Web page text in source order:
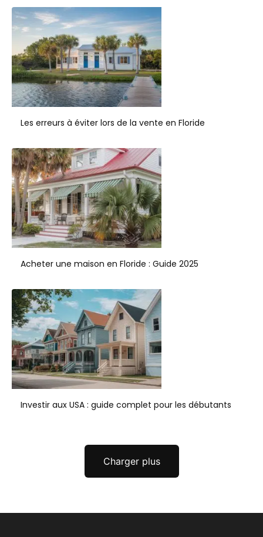
Les erreurs à éviter lors de la vente en Floride
Acheter une maison en Floride : Guide 2025
Investir aux USA : guide complet pour les débutants
Charger plus